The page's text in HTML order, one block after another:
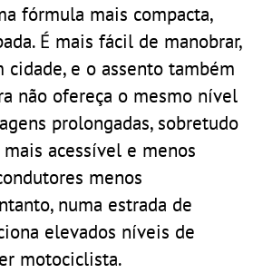
fórmula mais compacta,
É mais fácil de manobrar,
e o assento também
não ofereça o mesmo nível
prolongadas, sobretudo
acessível e menos
menos
numa estrada de
elevados níveis de
motociclista.